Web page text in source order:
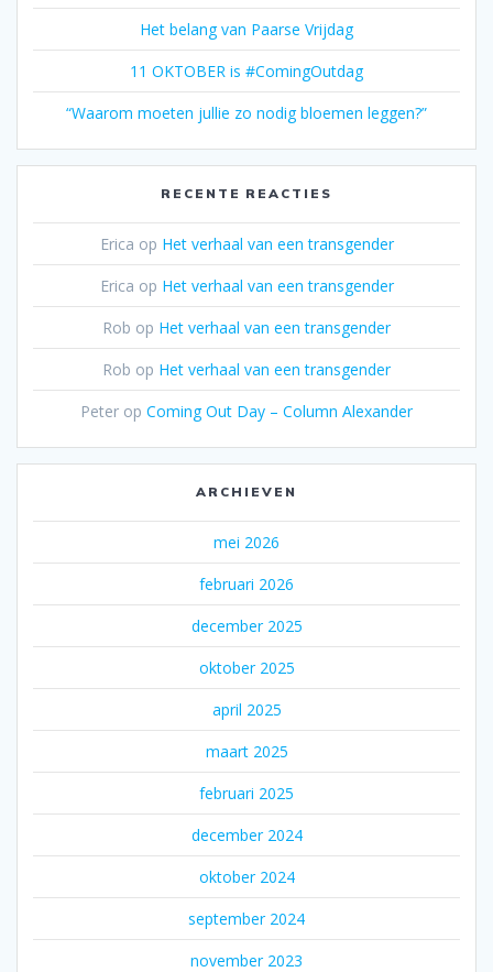
Het belang van Paarse Vrijdag
11 OKTOBER is #ComingOutdag
“Waarom moeten jullie zo nodig bloemen leggen?”
RECENTE REACTIES
Erica op Het verhaal van een transgender
Erica op Het verhaal van een transgender
Rob op Het verhaal van een transgender
Rob op Het verhaal van een transgender
Peter op Coming Out Day – Column Alexander
ARCHIEVEN
mei 2026
februari 2026
december 2025
oktober 2025
april 2025
maart 2025
februari 2025
december 2024
oktober 2024
september 2024
november 2023